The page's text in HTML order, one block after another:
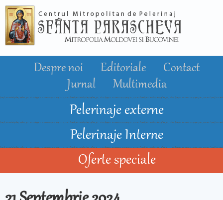
conţinutul
principal
Despre noi Editoriale
Contact
Jurnal
Multimedia
Pelerinaje externe
Pelerinaje Interne
Oferte speciale